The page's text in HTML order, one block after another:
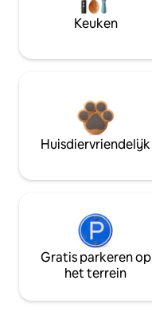
Keuken
Huisdiervriendelijk
Gratis parkeren op
het terrein